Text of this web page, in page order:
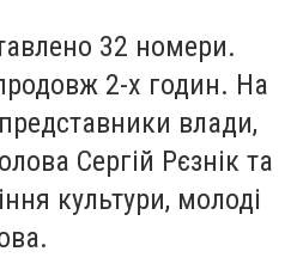
32 номери.
2-х годин. На
влади,
Сергій Рєзнік та
культури, молоді